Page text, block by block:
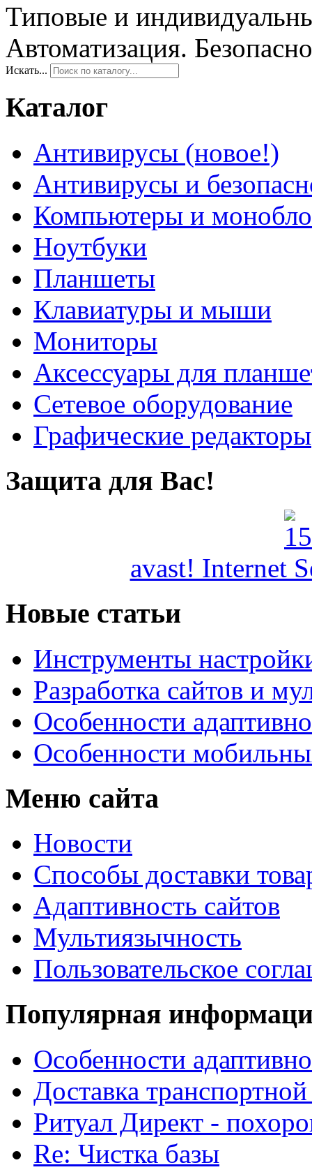
Типовые и
Автоматизация.
Искать...
Каталог
Антивирусы (новое!)
Антивирусы и
Компьютеры и
Ноутбуки
Планшеты
Клавиатуры и мыши
Мониторы
Аксессуары для
Сетевое оборудование
Графические редакторы
Защита для Вас!
avast! Internet
Новые статьи
Инструменты
Разработка сайтов и
Особенности
Особенности
Меню сайта
Новости
Способы доставки
Адаптивность сайтов
Мультиязычность
Пользовательское
Популярная
Особенности
Доставка
Ритуал Директ -
Re: Чистка базы